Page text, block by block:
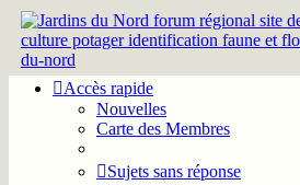
Accès rapide
Nouvelles
Carte des Membres
Sujets sans réponse